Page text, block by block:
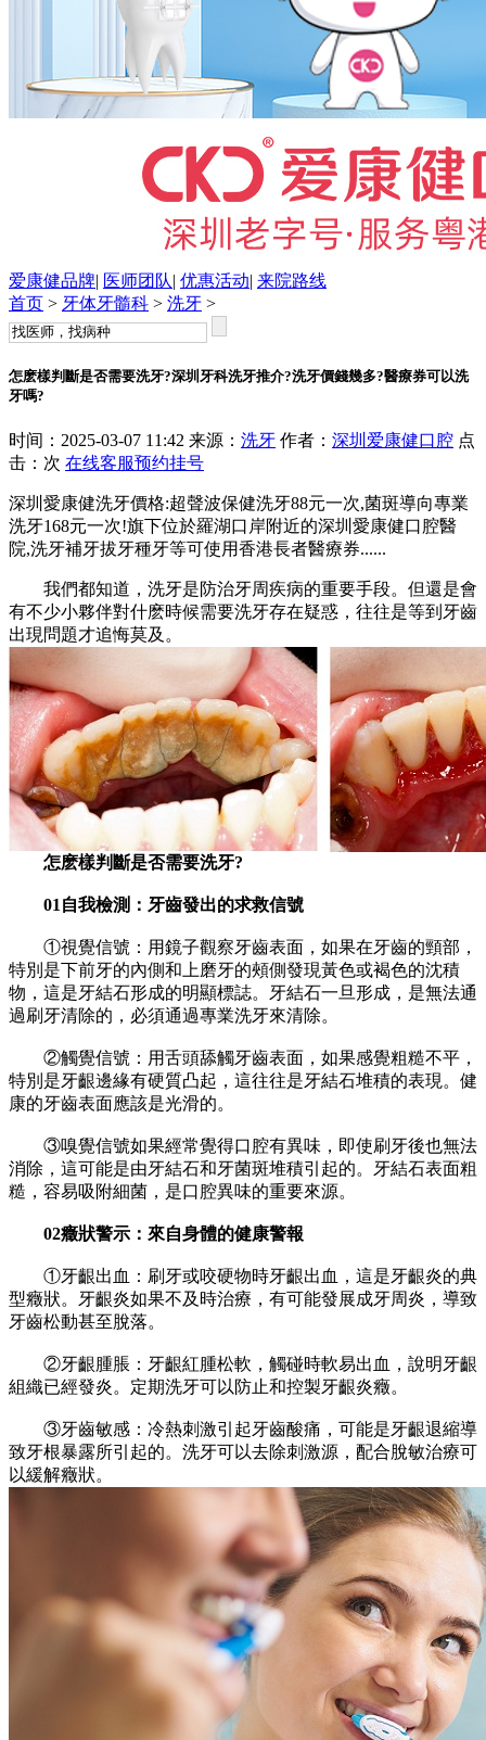
爱康健品牌| 医师团队| 优惠活动| 来院路线
首页 > 牙体牙髓科 > 洗牙 >
怎麽樣判斷是否需要洗牙?深圳牙科洗牙推介?洗牙價錢幾多?醫療券可以洗
牙嗎?
时间：2025-03-07 11:42 来源： 洗牙 作者： 深圳爱康健口腔 点
击： 次 在线客服预约挂号
深圳愛康健洗牙價格:超聲波保健洗牙88元一次,菌斑導向專業
洗牙168元一次!旗下位於羅湖口岸附近的深圳愛康健口腔醫
院,洗牙補牙拔牙種牙等可使用香港長者醫療券......
我們都知道，洗牙是防治牙周疾病的重要手段。但還是會
有不少小夥伴對什麽時候需要洗牙存在疑惑，往往是等到牙齒
出現問題才追悔莫及。
怎麽樣判斷是否需要洗牙?
01自我檢測：牙齒發出的求救信號
①視覺信號：用鏡子觀察牙齒表面，如果在牙齒的頸部，
特別是下前牙的內側和上磨牙的頰側發現黃色或褐色的沈積
物，這是牙結石形成的明顯標誌。牙結石一旦形成，是無法通
過刷牙清除的，必須通過專業洗牙來清除。
②觸覺信號：用舌頭舔觸牙齒表面，如果感覺粗糙不平，
特別是牙齦邊緣有硬質凸起，這往往是牙結石堆積的表現。健
康的牙齒表面應該是光滑的。
③嗅覺信號如果經常覺得口腔有異味，即使刷牙後也無法
消除，這可能是由牙結石和牙菌斑堆積引起的。牙結石表面粗
糙，容易吸附細菌，是口腔異味的重要來源。
02癥狀警示：來自身體的健康警報
①牙齦出血：刷牙或咬硬物時牙齦出血，這是牙齦炎的典
型癥狀。牙齦炎如果不及時治療，有可能發展成牙周炎，導致
牙齒松動甚至脫落。
②牙齦腫脹：牙齦紅腫松軟，觸碰時軟易出血，說明牙齦
組織已經發炎。定期洗牙可以防止和控製牙齦炎癥。
③牙齒敏感：冷熱刺激引起牙齒酸痛，可能是牙齦退縮導
致牙根暴露所引起的。洗牙可以去除刺激源，配合脫敏治療可
以緩解癥狀。